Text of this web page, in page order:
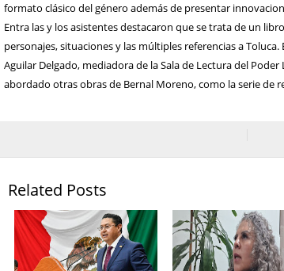
formato clásico del género además de presentar
Entra las y los asistentes destacaron que se trata de un
personajes, situaciones y las múltiples referencias a
Aguilar Delgado, mediadora de la Sala de Lectura del
abordado otras obras de Bernal Moreno, como la serie de
Related Posts